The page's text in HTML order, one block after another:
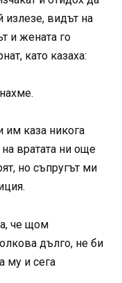
излезе, видът на
и жената го
като казаха:
им каза никога
вратата ни още
но съпругът ми
че щом
дълго, не би
му и сега